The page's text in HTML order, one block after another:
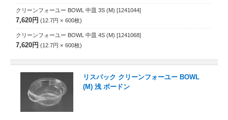
クリーンフォーユー BOWL 中皿 3S (M) [1241044]
7,620円 12.7円 600枚
クリーンフォーユー BOWL 中皿 4S (M) [1241068]
7,620円 12.7円 600枚
リスパック クリーンフォーユー BOWL
(M) 浅 ボードン